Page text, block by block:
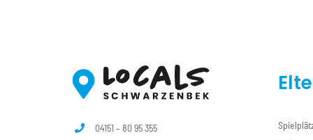
04151 – 80 95 355